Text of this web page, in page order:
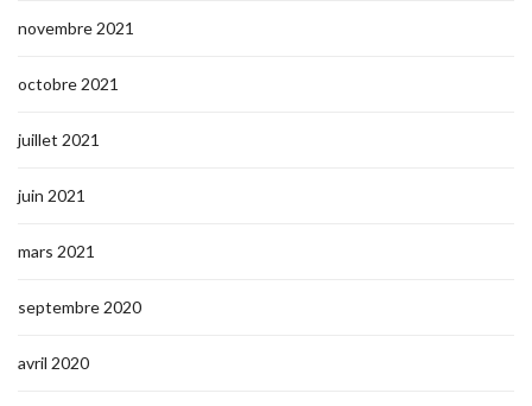
novembre 2021
octobre 2021
juillet 2021
juin 2021
mars 2021
septembre 2020
avril 2020